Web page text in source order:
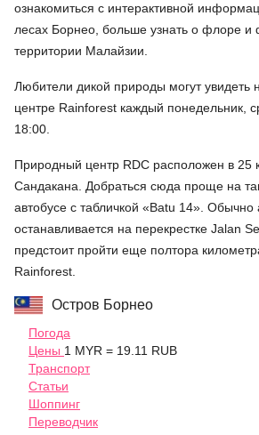
ознакомиться с интерактивной
лесах Борнео, больше узнать о флоре и
территории Малайзии.
Любители дикой природы могут увидеть
центре Rainforest каждый понедельник,
18:00.
Природный центр RDC расположен в 25
Сандакана. Добраться сюда проще на
автобусе с табличкой «Batu 14». Обычно
останавливается на перекрестке Jalan
предстоит пройти еще полтора
Rainforest.
Остров Борнео
Погода
Цены 1 MYR = 19.11 RUB
Транспорт
Статьи
Шоппинг
Переводчик